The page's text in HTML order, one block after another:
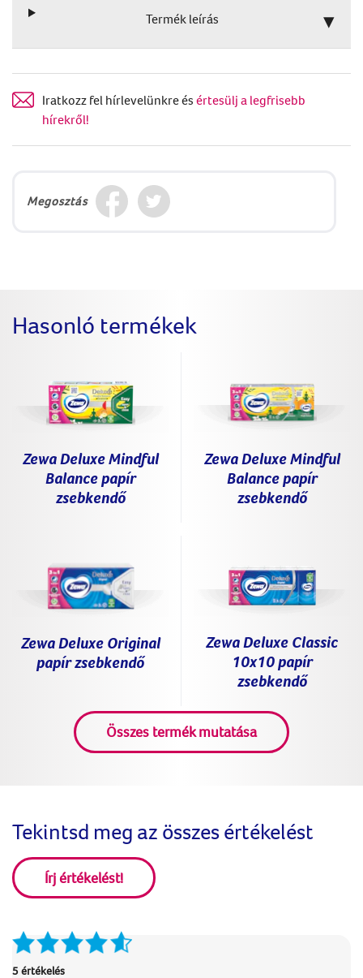
Termék leírás
Iratkozz fel hírlevelünkre és értesülj a legfrisebb
hírekről!
Megosztás
Hasonló termékek
Zewa Deluxe Mindful
Balance papír
zsebkendő
Zewa Deluxe Mindful
Balance papír
zsebkendő
Zewa Deluxe Original
papír zsebkendő
Zewa Deluxe Classic
10x10 papír
zsebkendő
Összes termék mutatása
Tekintsd meg az összes értékelést
Írj értékelést!
5 értékelés